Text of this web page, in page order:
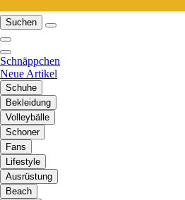
Suchen
Schnäppchen
Neue Artikel
Schuhe
Bekleidung
Volleybälle
Schoner
Fans
Lifestyle
Ausrüstung
Beach